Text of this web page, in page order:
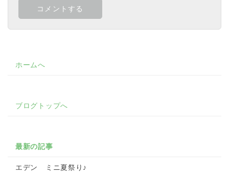
ホームへ
ブログトップへ
最新の記事
エデン ミニ夏祭り♪